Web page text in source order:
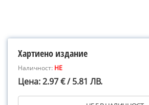
Хартиено издание
Наличност: НЕ
Цена: 2.97 € / 5.81 ЛВ.